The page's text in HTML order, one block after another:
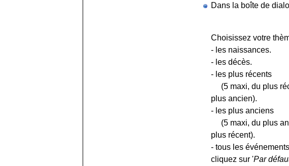
Dans la boîte de
Choisissez votre
- les naissances.
- les décès.
- les plus récents
(5 maxi, du plus
plus ancien).
- les plus anciens
(5 maxi, du plus
plus récent).
- tous les
cliquez sur 'Par